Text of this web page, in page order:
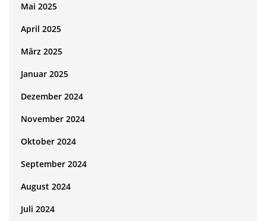
Mai 2025
April 2025
März 2025
Januar 2025
Dezember 2024
November 2024
Oktober 2024
September 2024
August 2024
Juli 2024